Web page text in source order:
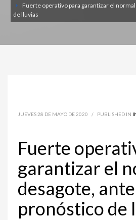
Fuerte operativo para garantizar el
de lluvias
JUEVES 28 DE MAYO DE 2020 / PUBLISHED IN
Fuerte
garantizar el
desagote, ante
pronóstico de